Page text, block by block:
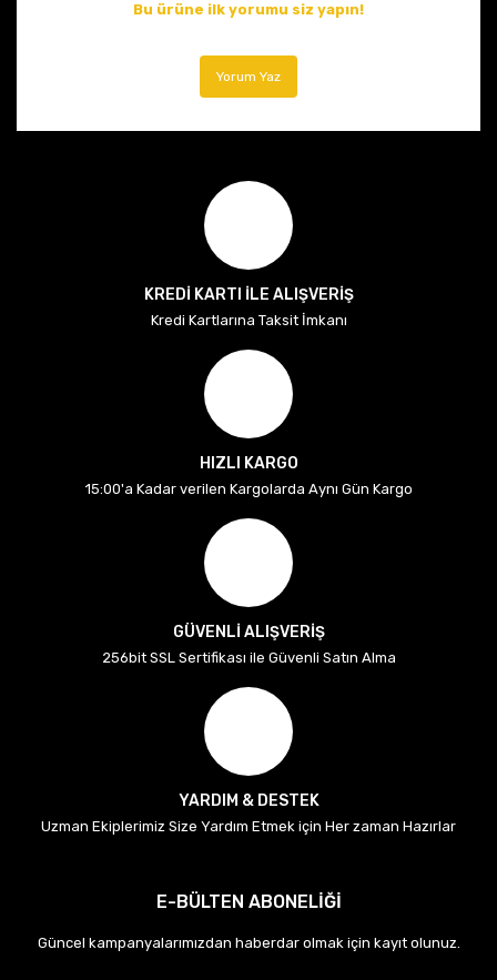
Bu ürüne ilk yorumu siz yapın!
Yorum Yaz
KREDİ KARTI İLE ALIŞVERİŞ
Kredi Kartlarına Taksit İmkanı
HIZLI KARGO
15:00'a Kadar verilen Kargolarda Aynı Gün Kargo
GÜVENLİ ALIŞVERİŞ
256bit SSL Sertifikası ile Güvenli Satın Alma
YARDIM & DESTEK
Uzman Ekiplerimiz Size Yardım Etmek için Her zaman Hazırlar
E-BÜLTEN ABONELİĞİ
Güncel kampanyalarımızdan haberdar olmak için kayıt olunuz.